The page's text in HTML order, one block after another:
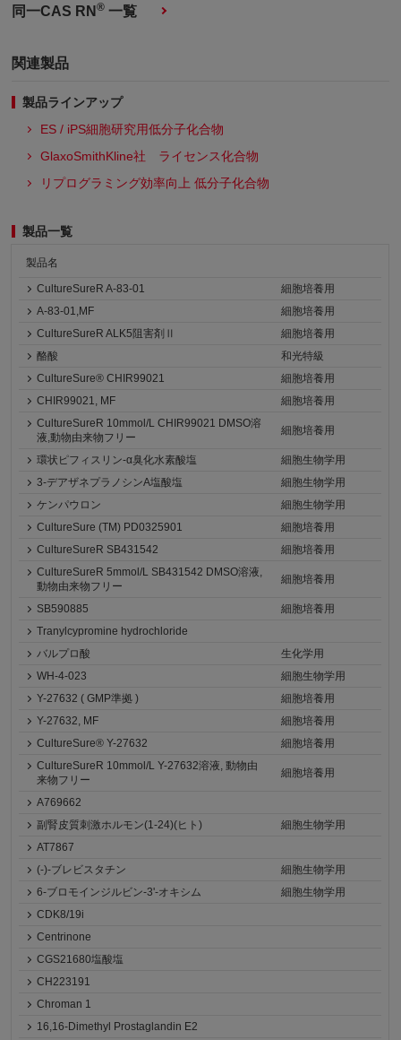
同一CAS RN® 一覧
関連製品
製品ラインアップ
ES / iPS細胞研究用低分子化合物
GlaxoSmithKline社 ライセンス化合物
リプログラミング効率向上 低分子化合物
製品一覧
製品名
CultureSureR A-83-01
細胞培養用
A-83-01,MF
細胞培養用
CultureSureR ALK5阻害剤Ⅱ
細胞培養用
酪酸
和光特級
CultureSure® CHIR99021
細胞培養用
CHIR99021, MF
細胞培養用
CultureSureR 10mmol/L CHIR99021 DMSO溶
液,動物由来物フリー
細胞培養用
環状ピフィスリン-α臭化水素酸塩
細胞生物学用
3-デアザネプラノシンA塩酸塩
細胞生物学用
ケンパウロン
細胞生物学用
CultureSure (TM) PD0325901
細胞培養用
CultureSureR SB431542
細胞培養用
CultureSureR 5mmol/L SB431542 DMSO溶液,
動物由来物フリー
細胞培養用
SB590885
細胞培養用
Tranylcypromine hydrochloride
バルプロ酸
生化学用
WH-4-023
細胞生物学用
Y-27632 ( GMP準拠 )
細胞培養用
Y-27632, MF
細胞培養用
CultureSure® Y-27632
細胞培養用
CultureSureR 10mmol/L Y-27632溶液, 動物由
来物フリー
細胞培養用
A769662
副腎皮質刺激ホルモン(1-24)(ヒト)
細胞生物学用
AT7867
(-)-ブレビスタチン
細胞生物学用
6-ブロモインジルビン-3'-オキシム
細胞生物学用
CDK8/19i
Centrinone
CGS21680塩酸塩
CH223191
Chroman 1
16,16-Dimethyl Prostaglandin E2